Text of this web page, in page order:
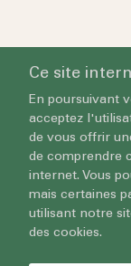
Ce site
En poursuivant
acceptez
de vous offrir
de comprendre
internet. Vous
mais certaines
utilisant notre
des cookies.